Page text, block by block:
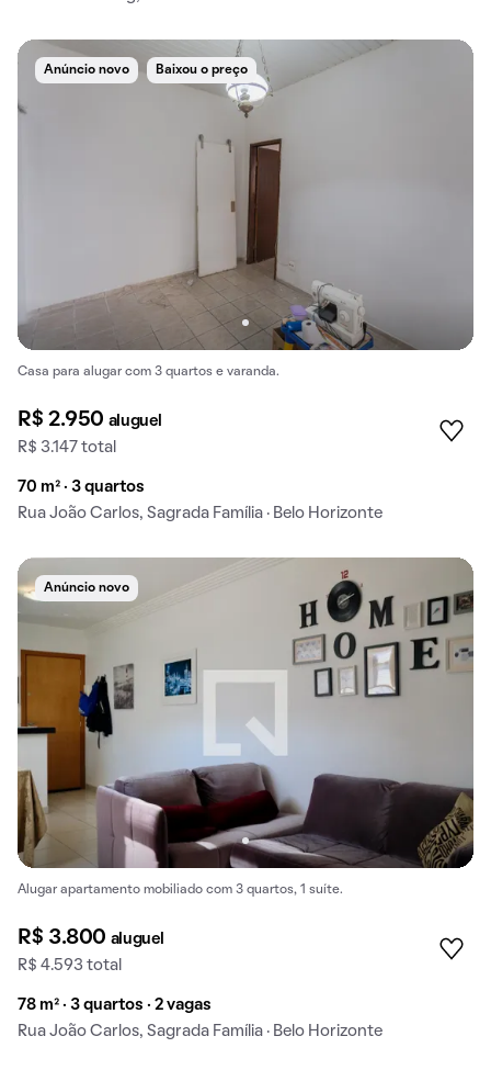
Anúncio novo Baixou o preço
Casa para alugar com 3 quartos e varanda.
R$ 2.950 aluguel
R$ 3.147 total
70 m² · 3 quartos
Rua João Carlos, Sagrada Família · Belo Horizonte
Anúncio novo
Alugar apartamento mobiliado com 3 quartos, 1 suíte.
R$ 3.800 aluguel
R$ 4.593 total
78 m² · 3 quartos · 2 vagas
Rua João Carlos, Sagrada Família · Belo Horizonte